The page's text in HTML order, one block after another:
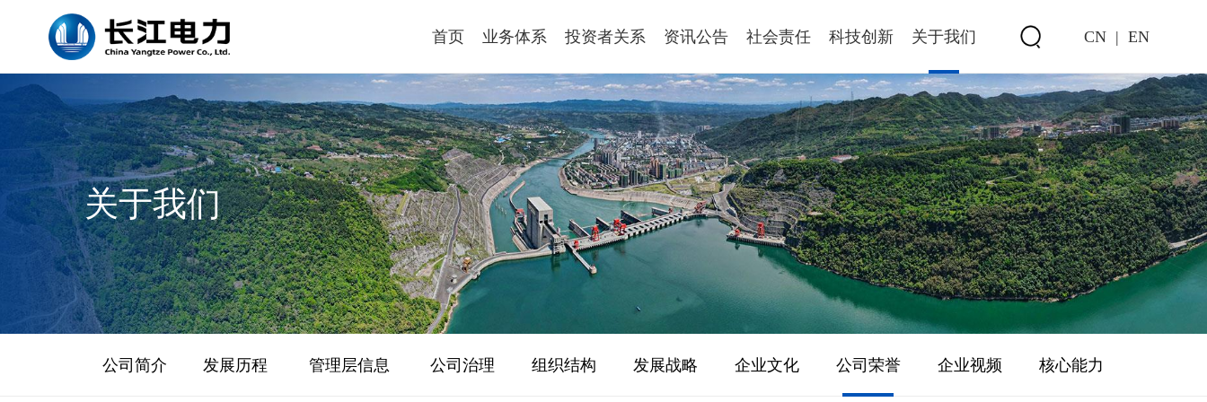
首页 业务体系 投资者关系 资讯公告 社会责任 科技创新 关于我们 CN | EN
关于我们
公司简介 发展历程 管理层信息 公司治理 组织结构 发展战略 企业文化 公司荣誉 企业视频 核心能力